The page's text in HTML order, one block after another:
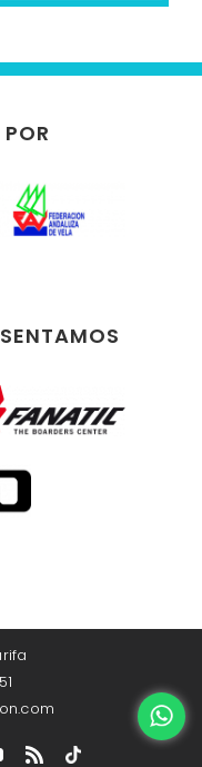
YouTube
RssTikTok